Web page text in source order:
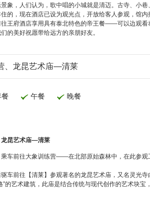
象，人们认为，歌中唱的小城就是清迈。古寺、小
的，现在酒店已设为观光点，开放给客人参观，馆内
酒店享用具有泰北特色的帝王餐——可以边观看泰
的美好祝愿带给远方的亲朋好友。
、龙昆艺术庙—清莱
午餐 晚餐
龙昆艺术庙—清莱
车前往大象训练营——在北部原始森林中，在此参观
往【清莱】参观著名的龙昆艺术庙，又名灵光寺白
”的艺术建筑，此庙是结合传统与现代创作的艺术块宝